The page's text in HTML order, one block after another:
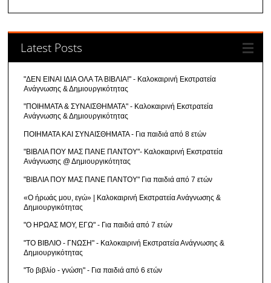
Latest Posts
"ΔΕΝ ΕΙΝΑΙ ΙΔΙΑ ΟΛΑ ΤΑ ΒΙΒΛΙΑ!" - Καλοκαιρινή Εκστρατεία
Ανάγνωσης & Δημιουργικότητας
"ΠΟΙΗΜΑΤΑ & ΣΥΝΑΙΣΘΗΜΑΤΑ" - Καλοκαιρινή Εκστρατεία
Ανάγνωσης & Δημιουργικότητας
ΠΟΙΗΜΑΤΑ ΚΑΙ ΣΥΝΑΙΣΘΗΜΑΤΑ - Για παιδιά από 8 ετών
"ΒΙΒΛΙΑ ΠΟΥ ΜΑΣ ΠΑΝΕ ΠΑΝΤΟΥ"- Καλοκαιρινή Εκστρατεία
Ανάγνωσης @ Δημιουργικότητας
"ΒΙΒΛΙΑ ΠΟΥ ΜΑΣ ΠΑΝΕ ΠΑΝΤΟΥ" Για παιδιά από 7 ετών
«Ο ήρωάς μου, εγώ» | Καλοκαιρινή Εκστρατεία Ανάγνωσης &
Δημιουργικότητας
"Ο ΗΡΩΑΣ ΜΟΥ, ΕΓΩ" - Για παιδιά από 7 ετών
"ΤΟ ΒΙΒΛΙΟ - ΓΝΩΣΗ" - Καλοκαιρινή Εκστρατεία Ανάγνωσης &
Δημιουργικότητας
"Το βιβλίο - γνώση" - Για παιδιά από 6 ετών